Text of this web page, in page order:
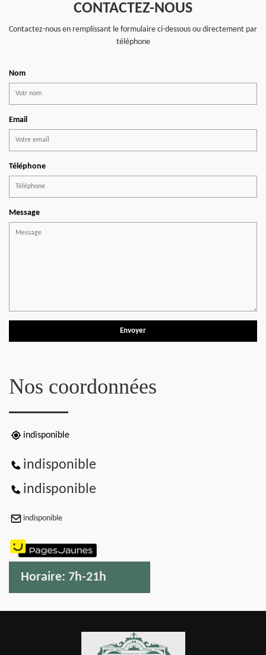
CONTACTEZ-NOUS
Contactez-nous en remplissant le formulaire ci-dessous ou directement par
téléphone
Nom
Email
Téléphone
Message
Nos coordonnées
indisponible
indisponible
indisponible
indisponible
Horaire: 7h-21h